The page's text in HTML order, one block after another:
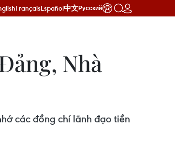
FrançaisEspañol中文Русский
Nhà
các đồng chí lãnh đạo tiền